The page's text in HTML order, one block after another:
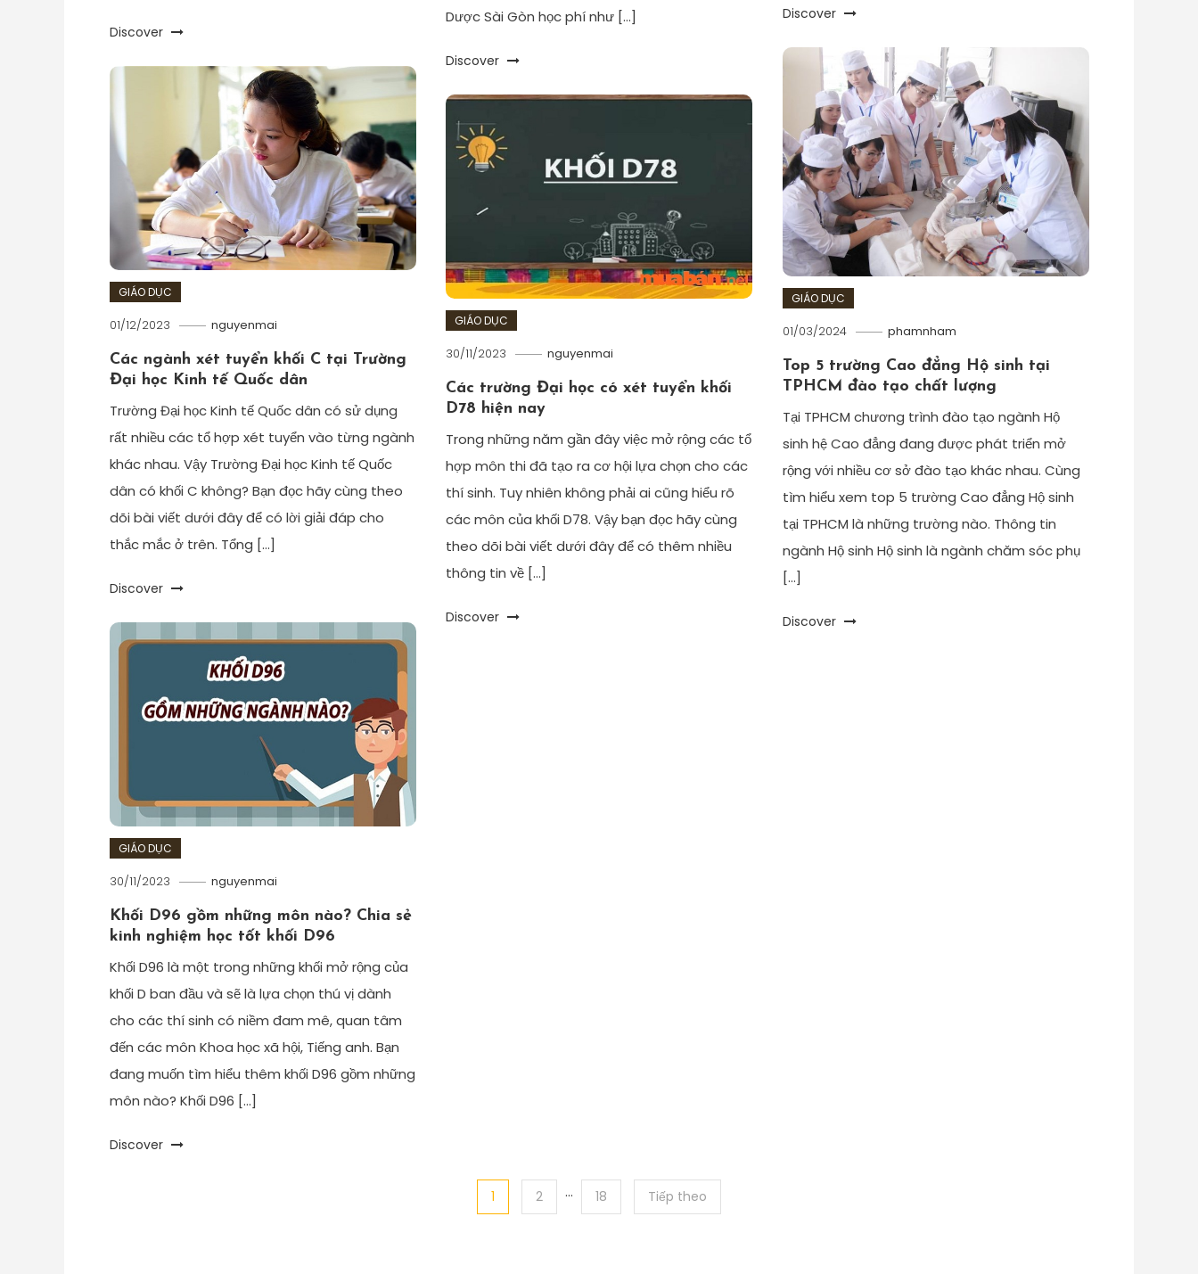
Discover
Discover
Dược Sài Gòn học phí như […]
Discover
GIÁO DỤC
01/03/2024 phamnham
Top 5 trường Cao đẳng Hộ sinh tại
TPHCM đào tạo chất lượng
Tại TPHCM chương trình đào tạo ngành Hộ
sinh hệ Cao đẳng đang được phát triển mở
rộng với nhiều cơ sở đào tạo khác nhau. Cùng
tìm hiểu xem top 5 trường Cao đẳng Hộ sinh
tại TPHCM là những trường nào. Thông tin
ngành Hộ sinh Hộ sinh là ngành chăm sóc phụ
[…]
Discover
GIÁO DỤC
01/12/2023 nguyenmai
Các ngành xét tuyển khối C tại Trường
Đại học Kinh tế Quốc dân
Trường Đại học Kinh tế Quốc dân có sử dụng
rất nhiều các tổ hợp xét tuyển vào từng ngành
khác nhau. Vậy Trường Đại học Kinh tế Quốc
dân có khối C không? Bạn đọc hãy cùng theo
dõi bài viết dưới đây để có lời giải đáp cho
thắc mắc ở trên. Tổng […]
Discover
GIÁO DỤC
30/11/2023 nguyenmai
Các trường Đại học có xét tuyển khối
D78 hiện nay
Trong những năm gần đây việc mở rộng các tổ
hợp môn thi đã tạo ra cơ hội lựa chọn cho các
thí sinh. Tuy nhiên không phải ai cũng hiểu rõ
các môn của khối D78. Vậy bạn đọc hãy cùng
theo dõi bài viết dưới đây để có thêm nhiều
thông tin về […]
Discover
GIÁO DỤC
30/11/2023 nguyenmai
Khối D96 gồm những môn nào? Chia sẻ
kinh nghiệm học tốt khối D96
Khối D96 là một trong những khối mở rộng của
khối D ban đầu và sẽ là lựa chọn thú vị dành
cho các thí sinh có niềm đam mê, quan tâm
đến các môn Khoa học xã hội, Tiếng anh. Bạn
đang muốn tìm hiểu thêm khối D96 gồm những
môn nào? Khối D96 […]
Discover
1 2 … 18 Tiếp theo